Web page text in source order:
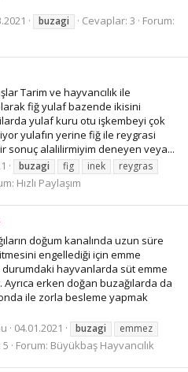
buzagi Cevaplar: 3
Forum:
Tarim ve hayvancılık ile
fiğ yulaf bazende ikisini
yulaf kuru otu işkembeyi çok
yulafın yerine fiğ ile reygrasi
sonuç alalilirmiyim deneyen veya...
buzagi fig inek
reygras
Hızlı Paylaşım
doğum kanalında uzun süre
engellediği için emme
hayvanlarda süt emme
erken doğan buzağılarda da
ile zorla besleme yapmak
04.01.2021 buzagi
emmez
5 Forum: Büyükbaş Hayvancılık